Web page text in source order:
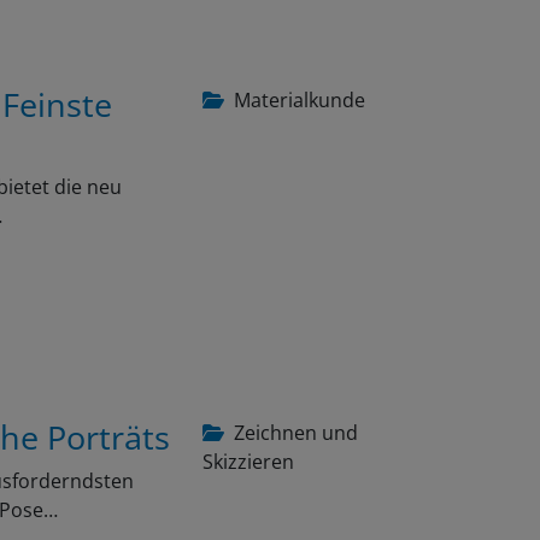
Materialkunde
die neu
Zeichnen und
Skizzieren
Porträts